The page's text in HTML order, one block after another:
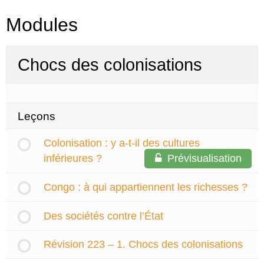
Modules
Chocs des colonisations
Leçons
Colonisation : y a-t-il des cultures
inférieures ?
Prévisualisation
Congo : à qui appartiennent les richesses ?
Des sociétés contre l’État
Révision 223 – 1. Chocs des colonisations